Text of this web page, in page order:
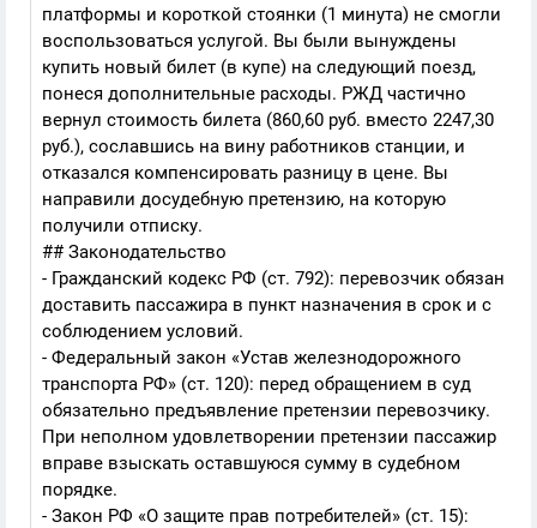
платформы и короткой стоянки (1 минута) не смогли
воспользоваться услугой. Вы были вынуждены
купить новый билет (в купе) на следующий поезд,
понеся дополнительные расходы. РЖД частично
вернул стоимость билета (860,60 руб. вместо 2247,30
руб.), сославшись на вину работников станции, и
отказался компенсировать разницу в цене. Вы
направили досудебную претензию, на которую
получили отписку.
## Законодательство
- Гражданский кодекс РФ (ст. 792): перевозчик обязан
доставить пассажира в пункт назначения в срок и с
соблюдением условий.
- Федеральный закон «Устав железнодорожного
транспорта РФ» (ст. 120): перед обращением в суд
обязательно предъявление претензии перевозчику.
При неполном удовлетворении претензии пассажир
вправе взыскать оставшуюся сумму в судебном
порядке.
- Закон РФ «О защите прав потребителей» (ст. 15):